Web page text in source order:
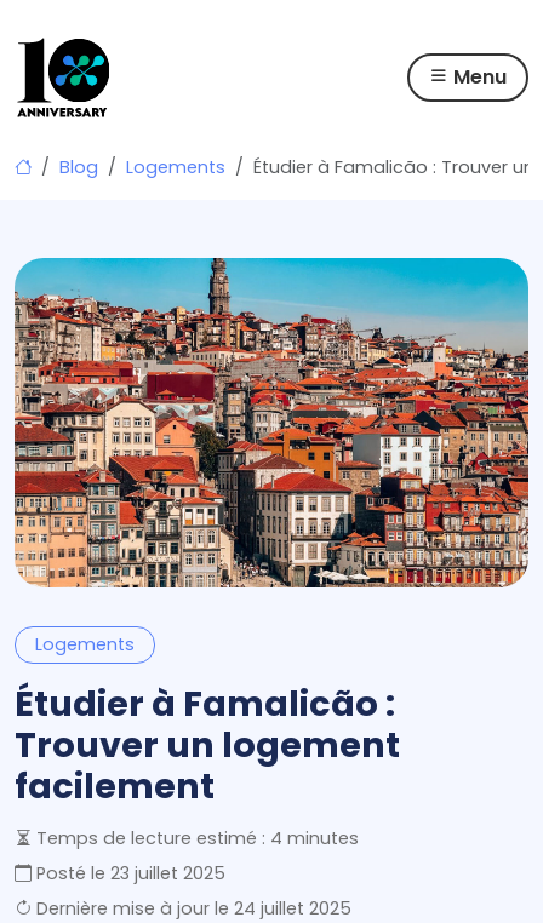
Skip
Menu
Blog Logements Étudier à Famalicão : Trouver
Logements
Étudier à Famalicão :
Trouver un logement
facilement
Temps de lecture estimé : 4 minutes
Posté le 23 juillet 2025
Dernière mise à jour le 24 juillet 2025